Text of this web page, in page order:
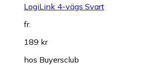
LogiLink 4-vägs Svart
fr.
189 kr
hos Buyersclub